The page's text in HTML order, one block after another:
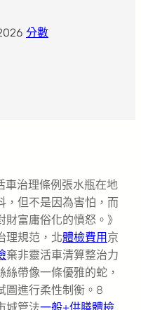
分數
車治理條例張水瓶在地
，但不是因為害怕，而
財富庸俗化的憤怒。》
理規范，北體檢費用 京
棄非靈活車清算整治力
絲帶像一條優雅的蛇，
圖進行柔性制衡。8